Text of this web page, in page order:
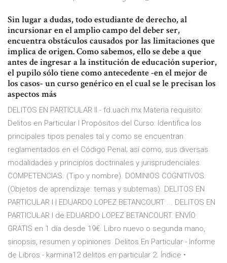
Sin lugar a dudas, todo estudiante de derecho, al
incursionar en el amplio campo del deber ser,
encuentra obstáculos causados por las limitaciones que
implica de origen. Como sabemos, ello se debe a que
antes de ingresar a la institución de educación superior,
el pupilo sólo tiene como antecedente -en el mejor de
los casos- un curso genérico en el cual se le precisan los
aspectos más
DELITOS EN PARTICULAR II - fd.uach.mx Materia requisito:
Delitos en Particular I Propósitos del Curso: Identifica los
principales tipos penales tal y como se encuentran
reglamentados en el Código Penal; así como, sus diversas
modalidades y principios doctrinales y jurisprudenciales.
COMPETENCIAS. (Tipo y nombre). DOMINIOS COGNITIVOS.
(Objetos de aprendizaje: temas y subtemas). DELITOS EN
PARTICULAR I | EDUARDO LOPEZ BETANCOURT ... DELITOS EN
PARTICULAR I de EDUARDO LOPEZ BETANCOURT. ENVÍO
GRATIS en 1 día desde 19€. Libro nuevo o segunda mano,
sinopsis, resumen y opiniones. Delitos En Particular - Informe
de Libros - karmina12 delitos en particular 2. Índice •